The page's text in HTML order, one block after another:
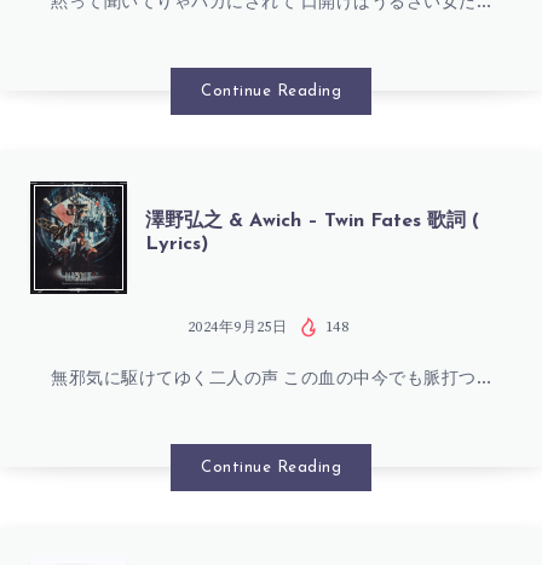
MIND
(FEAT.
MASIWEI
&
VANNDA)
歌
詞
LYRICS)
TOPIC
(
LYRICS)
Continue Reading
澤
野
之
澤野弘之 & Awich – Twin Fates 歌詞 (
Lyrics)
2024年9月25日 148
無邪気に駆けてゆく二人の声 この血の中今でも脈打つ…
Continue Reading